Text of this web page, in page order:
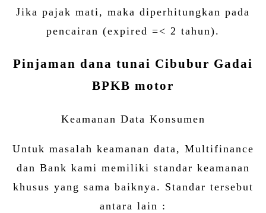
Jika pajak mati, maka diperhitungkan pada
pencairan (expired =< 2 tahun).
Pinjaman dana tunai Cibubur Gadai
BPKB motor
Keamanan Data Konsumen
Untuk masalah keamanan data, Multifinance
dan Bank kami memiliki standar keamanan
khusus yang sama baiknya. Standar tersebut
antara lain :